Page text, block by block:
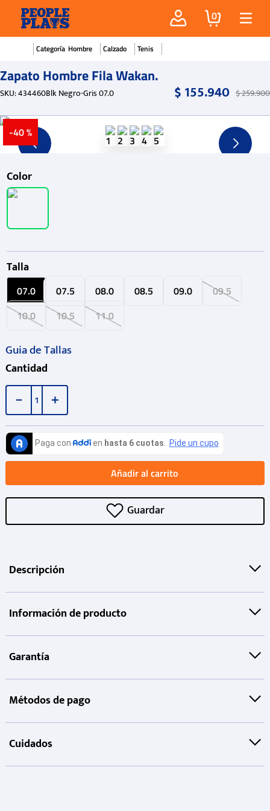
0
Hombre Calzado Tenis
Zapato Hombre Fila Wakan.
SKU:434460Blk Negro-Gris 07.0 $155.940 $259.900
-40 %
Color
Talla
07.0 07.5 08.0 08.5 09.0
09.5
10.0
10.5 11.0
Guia de Tallas
Cantidad
＋
－
Añadir al carrito
Descripción
Información de producto
Garantía
Métodos de pago
Cuidados